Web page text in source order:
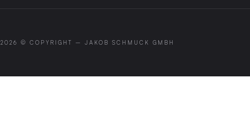
2026 © COPYRIGHT – JAKOB SCHMUCK GMBH